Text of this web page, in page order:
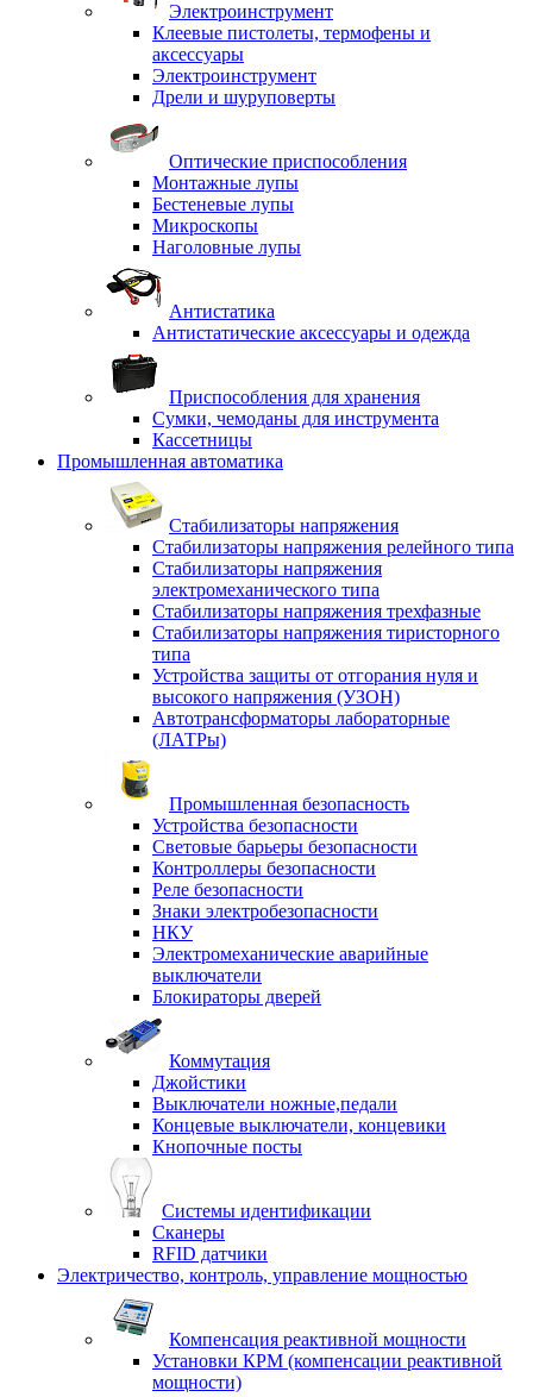
Электроинструмент
Клеевые пистолеты, термофены и
аксессуары
Электроинструмент
Дрели и шуруповерты
Оптические приспособления
Монтажные лупы
Бестеневые лупы
Микроскопы
Наголовные лупы
Антистатика
Антистатические аксессуары и одежда
Приспособления для хранения
Сумки, чемоданы для инструмента
Кассетницы
Промышленная автоматика
Стабилизаторы напряжения
Стабилизаторы напряжения релейного типа
Стабилизаторы напряжения
электромеханического типа
Стабилизаторы напряжения трехфазные
Стабилизаторы напряжения тиристорного
типа
Устройства защиты от отгорания нуля и
высокого напряжения (УЗОН)
Автотрансформаторы лабораторные
(ЛАТРы)
Промышленная безопасность
Устройства безопасности
Световые барьеры безопасности
Контроллеры безопасности
Реле безопасности
Знаки электробезопасности
НКУ
Электромеханические аварийные
выключатели
Блокираторы дверей
Коммутация
Джойстики
Выключатели ножные,педали
Концевые выключатели, концевики
Кнопочные посты
Системы идентификации
Сканеры
RFID датчики
Электричество, контроль, управление мощностью
Компенсация реактивной мощности
Установки КРМ (компенсации реактивной
мощности)